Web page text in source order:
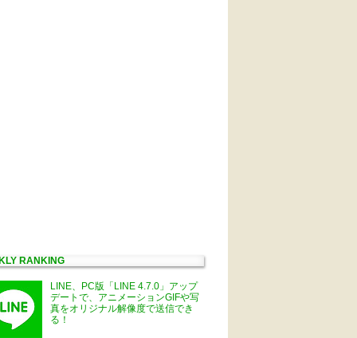
RANKING
LINE、PC版「LINE 4.7.0」アップ
デートで、アニメーションGIFや写
真をオリジナル解像度で送信でき
る！